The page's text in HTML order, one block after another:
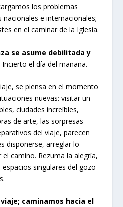
los problemas
e internacionales;
en el caminar de la Iglesia.
se asume debilitada y
. Incierto el día del mañana.
se piensa en el momento
nuevas: visitar un
ciudades increíbles,
de arte, las sorpresas
del viaje, parecen
disponerse, arreglar lo
camino. Rezuma la alegría,
singulares del gozo
caminamos hacia el